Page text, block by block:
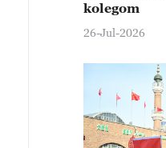
kolegom
26-Jul-2026